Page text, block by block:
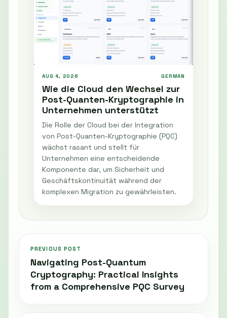
AUG 4, 2026 GERMAN
Wie die Cloud den Wechsel zur
Post-Quanten-Kryptographie in
Unternehmen unterstützt
Die Rolle der Cloud bei der Integration
von Post-Quanten-Kryptographie (PQC)
wächst rasant und stellt für
Unternehmen eine entscheidende
Komponente dar, um Sicherheit und
Geschäftskontinuität während der
komplexen Migration zu gewährleisten.
PREVIOUS POST
Navigating Post-Quantum
Cryptography: Practical Insights
from a Comprehensive PQC Survey